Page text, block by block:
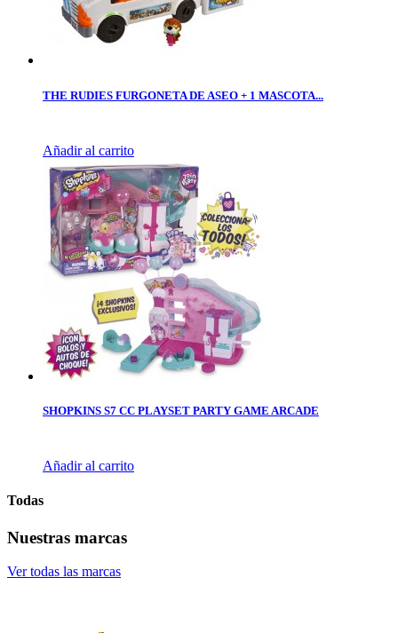
THE RUDIES FURGONETA DE ASEO + 1 MASCOTA...
Añadir al carrito
SHOPKINS S7 CC PLAYSET PARTY GAME ARCADE
Añadir al carrito
Todas
Nuestras marcas
Ver todas las marcas